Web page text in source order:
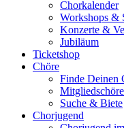
Chorkalender
Workshops &
Konzerte &
Jubiläum
Ticketshop
Chöre
Finde Deinen
Mitgliedschöre
Suche & Biete
Chorjugend